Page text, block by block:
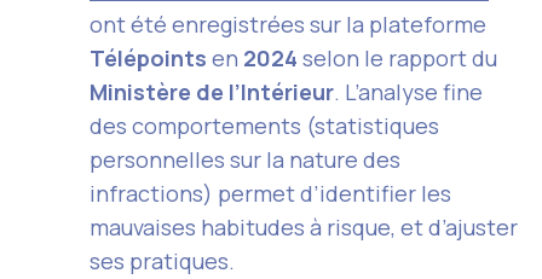
ont été enregistrées sur la plateforme
Télépoints en 2024 selon le rapport du
Ministère de l’Intérieur. L’analyse fine
des comportements (statistiques
personnelles sur la nature des
infractions) permet d’identifier les
mauvaises habitudes à risque, et d’ajuster
ses pratiques.